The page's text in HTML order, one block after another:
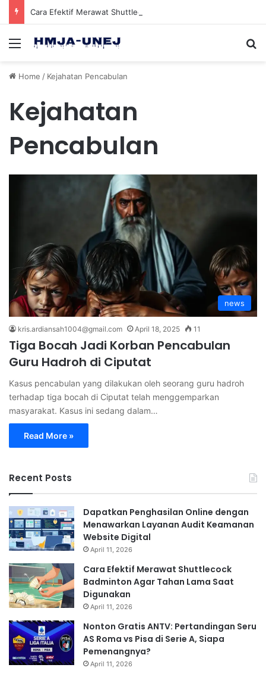
Menu
Home / Kejahatan Pencabulan
Kejahatan
Pencabulan
news
kris.ardiansah1004@gmail.com April 18, 2025 11
Tiga Bocah Jadi Korban Pencabulan
Guru Hadroh di Ciputat
Kasus pencabulan yang dilakukan oleh seorang guru hadroh
terhadap tiga bocah di Ciputat telah menggemparkan
masyarakat. Kasus ini sedang dalam…
Read More »
Recent Posts
Dapatkan Penghasilan Online dengan
Menawarkan Layanan Audit Keamanan
Website Digital
April 11, 2026
Cara Efektif Merawat Shuttlecock
Badminton Agar Tahan Lama Saat
Digunakan
April 11, 2026
Nonton Gratis ANTV: Pertandingan Seru
AS Roma vs Pisa di Serie A, Siapa
Pemenangnya?
April 11, 2026